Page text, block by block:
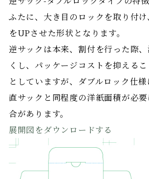
ふたに、大き目のロックを取り付
をUPさせた形状となります。
逆サックは本来、割付を行った際
くし、パッケージコストを抑える
としていますが、ダブルロック仕様
直サックと同程度の洋紙面積が必
合があります。
展開図をダウンロードする